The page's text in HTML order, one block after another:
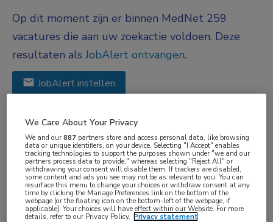
Op dit moment zijn er binnen MedNet 259
vacatures die aan uw zoekactie voldoen. Deze
resultaten alsJobAlert ontvangen.
JobAlert instellen
We hebben259vacatures voor je gevonden
21-07-2026
Doseerarts (parttime, hybride
werken)
HagaZiekenhuis, Den Haag
We Care About Your Privacy
We and our887 partners store and access personal data, like browsing
data or unique identifiers, on your device. Selecting "I Accept" enables
tracking technologies to support the purposes shown under "we and our
partners process data to provide," whereas selecting "Reject All" or
withdrawing your consent will disable them. If trackers are disabled,
some content and ads you see may not be as relevant to you. You can
resurface this menu to change your choices or withdraw consent at any
time by clicking the Manage Preferences link on the bottom of the
webpage [or the floating icon on the bottom-left of the webpage, if
applicable]. Your choices will have effect within our Website. For more
details, refer to our Privacy Policy. Privacy statement